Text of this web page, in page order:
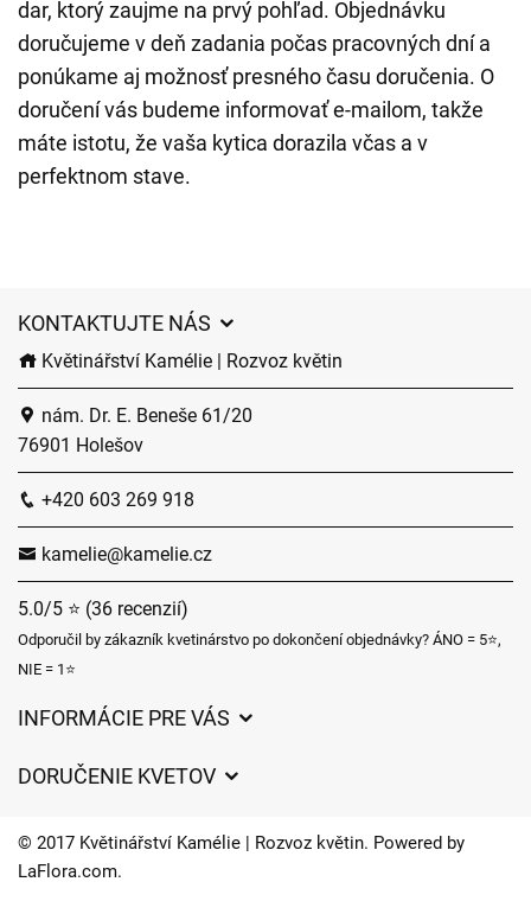
dar, ktorý zaujme na prvý pohľad. Objednávku
doručujeme v deň zadania počas pracovných dní a
ponúkame aj možnosť presného času doručenia. O
doručení vás budeme informovať e-mailom, takže
máte istotu, že vaša kytica dorazila včas a v
perfektnom stave.
KONTAKTUJTE NÁS
Květinářství Kamélie | Rozvoz květin
nám. Dr. E. Beneše 61/20
76901 Holešov
+420 603 269 918
kamelie@kamelie.cz
5.0/5 ⭐ (36 recenzií)
Odporučil by zákazník kvetinárstvo po dokončení objednávky? ÁNO = 5⭐,
NIE = 1⭐
INFORMÁCIE PRE VÁS
Časy doručenia kvetov – prehľad možností
DORUČENIE KVETOV
Kam doručujeme kvety
© 2017 Květinářství Kamélie | Rozvoz květin. Powered by
LaFlora.com.